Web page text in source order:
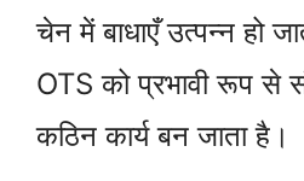
चेन में बाधाएँ उत्पन्न हो
OTS को प्रभावी रूप से
कठिन कार्य बन जाता है।